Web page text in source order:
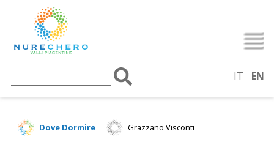
IT EN
Dove Dormire Grazzano Visconti